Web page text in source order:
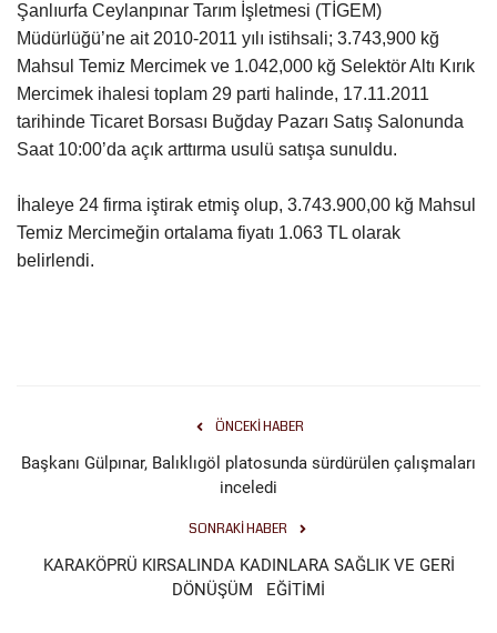
Tekno Bilim
Ekonomi
Siyaset
Galeriler
Yaşam
Kültür Sanat
Şanlıurfa Ceylanpınar Tarım İşletmesi (TİGEM)
Müdürlüğü’ne ait 2010-2011 yılı istihsali; 3.743,900 kğ
Mahsul Temiz Mercimek ve 1.042,000 kğ Selektör Altı Kırık
Mercimek ihalesi toplam 29 parti halinde, 17.11.2011
tarihinde Ticaret Borsası Buğday Pazarı Satış Salonunda
Saat 10:00’da açık arttırma usulü satışa sunuldu.
İhaleye 24 firma iştirak etmiş olup, 3.743.900,00 kğ Mahsul
Temiz Mercimeğin ortalama fiyatı 1.063 TL olarak
belirlendi.
ÖNCEKI HABER
Başkanı Gülpınar, Balıklıgöl platosunda sürdürülen çalışmaları
inceledi
SONRAKI HABER
KARAKÖPRÜ KIRSALINDA KADINLARA SAĞLIK VE GERİ
DÖNÜŞÜM EĞİTİMİ